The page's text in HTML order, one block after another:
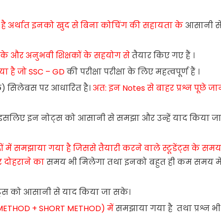
अर्थात इनको खुद से बिना कोचिंग की सहायता के आसानी
और अनुभवी शिक्षकों के सहयोग सेतैयार किए गए हैं ।
है जो SSC – GDकी परीक्षापरीक्षा के लिए महत्वपूर्ण हैं ।
सिलेबस पर आधारित है। अत: इन Notes से बाहर प्रश्न पूछे
इन नोट्स को आसानी से समझा और उन्हें याद किया जा
में समझाया गया है जिससे तैयारी करने वाले स्टूडेंट्स के
दोहराने कासमय भी मिलेगा तथा इनको बहुत ही कम समय
को आसानी से याद किया जा सके।
+ SHORT METHOD) मेंसमझाया गया है तथा प्रश्न भी